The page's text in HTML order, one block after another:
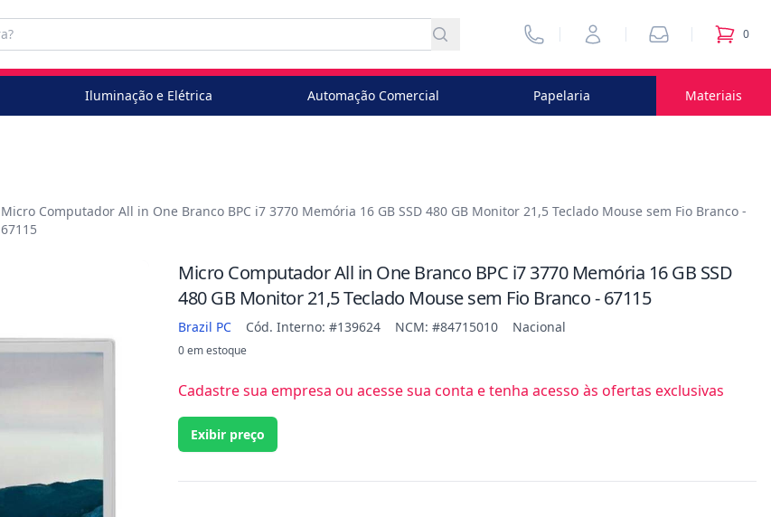
VendedoresMinha ContaPedidos 0
itens
Iluminação e Elétrica Automação Comercial Papelaria Materiais
Micro Computador All in One Branco BPC i7 3770 Memória 16 GB SSD 480 GB Monitor 21,5 Teclado Mouse sem Fio Branco -
67115
Micro Computador All in One Branco BPC i7 3770 Memória 16 GB SSD
480 GB Monitor 21,5 Teclado Mouse sem Fio Branco - 67115
Brazil PC Cód. Interno: #139624 NCM: #84715010 Nacional
0 em estoque
Cadastre sua empresa ou acesse sua conta e tenha acesso às ofertas exclusivas
Exibir preço